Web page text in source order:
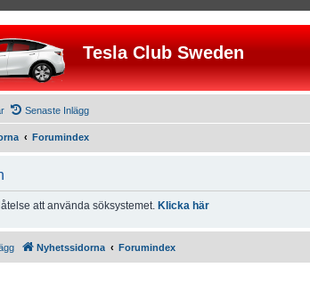
Tesla Club Sweden
Senaste Inlägg
Forumindex
att använda söksystemet. Klicka här
Nyhetssidorna Forumindex